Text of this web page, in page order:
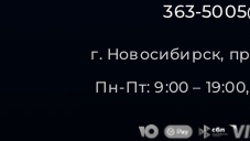
363-
г. Новосибирск,
Пн-Пт: 9:00 –